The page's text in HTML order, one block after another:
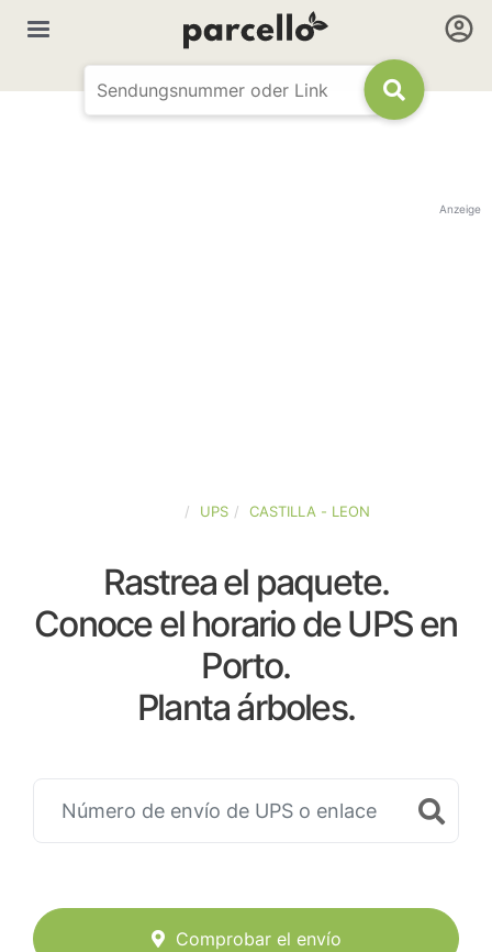
Anzeige
UPS CASTILLA - LEON
Rastrea el paquete.
Conoce el horario de UPS en
Porto.
Planta árboles.
Comprobar el envío